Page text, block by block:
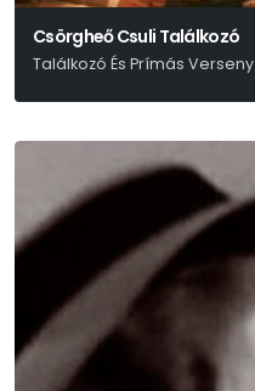
Csörgheő Csuli Találkozó
Találkozó És Prímás Verseny